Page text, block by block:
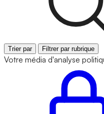
Trier par Filtrer par rubrique
Votre média d'analyse